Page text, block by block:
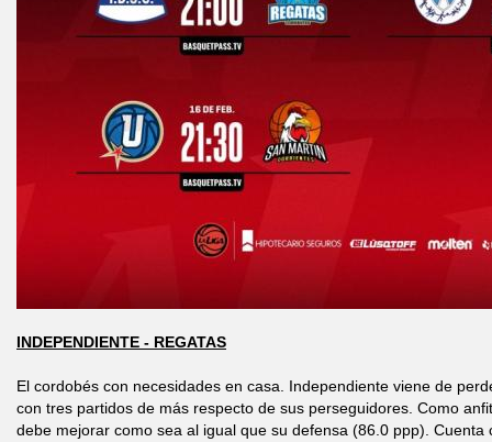
INDEPENDIENTE - REGATAS
El cordobés con necesidades en casa. Independiente viene de
con tres partidos de más respecto de sus perseguidores. Como
debe mejorar como sea al igual que su defensa (86.0 ppp). Cuenta